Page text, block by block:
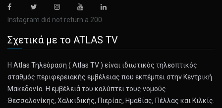
Doug Mills reflects on nearly 40 years of taking photos of
presidents. [...]
November 2, 2024
She is believed to be the last employee who was missing
after the plas [...]
Instagram did not return a 200.
Σχετικά με το ATLAS TV
Η Atlas Τηλεόραση ( Atlas TV ) είναι ιδιωτικός τηλεοπτικός
σταθμός περιφερειακής εμβέλειας που εκπέμπει στην Κεντρική
Μακεδονία. Η εμβέλειά του καλύπτει τους νομούς
Θεσσαλονίκης, Χαλκιδικής, Πιερίας, Ημαθίας, Πέλλας και Κιλκίς.